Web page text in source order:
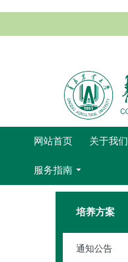
网站首页 关于我们
服务指南
培养方案
通知公告